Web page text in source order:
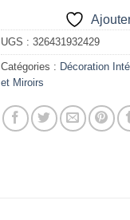
UGS : 326431932429
Catégories : Décoration
et Miroirs